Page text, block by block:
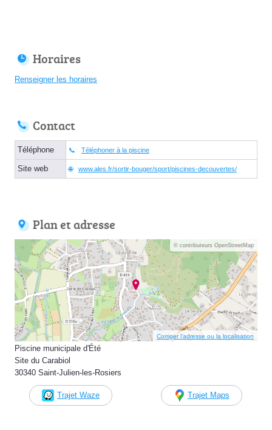
Horaires
Renseigner les horaires
Contact
Téléphone Téléphoner à la piscine
Site web www.ales.fr/sortir-bouger/sport/piscines-decouvertes/
Plan et adresse
© contributeurs OpenStreetMap
Corriger l’adresse ou la localisation
Piscine municipale d'Été
Site du Carabiol
30340 Saint-Julien-les-Rosiers
Trajet Waze Trajet Maps